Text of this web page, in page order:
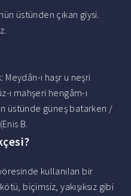
üstünden çıkan giysi.
Meydân-ı haşr u neşri
ı mahşeri hengâm-ı
üstünde güneş batarken /
B.
kullanılan bir
biçimsiz, yakışıksız gibi